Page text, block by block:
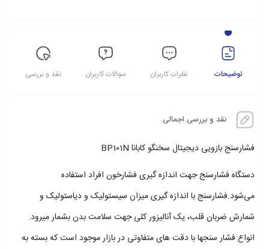
توضیحات نظرات کاربران سوالات کاربران نقد و بررسی
نقد و بررسی اجمالی
فشارسنج بازویی دیجیتال سخنگو کابانا BP101N
دستگاه فشارسنج جهت اندازه‌ گیری فشارخون افراد استفاده
می‌شود.فشارسنج با اندازه گیری میزان سیستولیک و دیاستولیک و
شمارش ضربان قلب، یک آنالیزور کلی جهت سلامت بدن بشمار میرود.
انواع فشار سنجها با دقت های متفاوتی در بازار موجود است که بسته به